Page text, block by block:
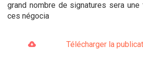
grand nombre de signatures sera
ces négocia
Télécharger la